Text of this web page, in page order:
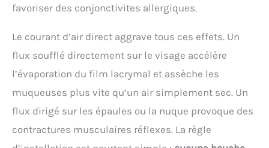
favoriser des conjonctivites allergiques.
Le courant d’air direct aggrave tous ces effets. Un
flux soufflé directement sur le visage accélère
l’évaporation du film lacrymal et assèche les
muqueuses plus vite qu’un air simplement sec. Un
flux dirigé sur les épaules ou la nuque provoque des
contractures musculaires réflexes. La règle